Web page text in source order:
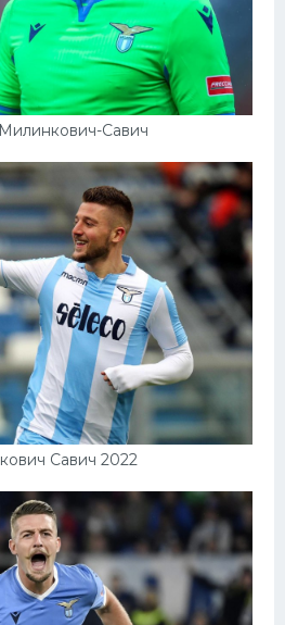
Савич
Савич 2022